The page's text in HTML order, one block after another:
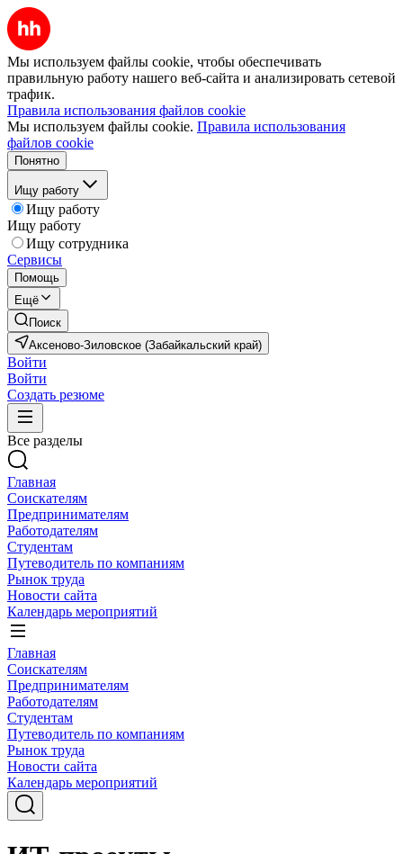
Мы используем файлы cookie, чтобы обеспечивать
правильную работу нашего веб-сайта и анализировать сетевой
трафик.
Правила использования файлов cookie
Мы используем файлы cookie. Правила использования
файлов cookie
Понятно
Ищу работу
Ищу работу
Ищу работу
Ищу сотрудника
Сервисы
Помощь
Ещё
Поиск
Аксеново-Зиловское (Забайкальский край)
Войти
Войти
Создать резюме
Все разделы
Главная
Соискателям
Предпринимателям
Работодателям
Студентам
Путеводитель по компаниям
Рынок труда
Новости сайта
Календарь мероприятий
Главная
Соискателям
Предпринимателям
Работодателям
Студентам
Путеводитель по компаниям
Рынок труда
Новости сайта
Календарь мероприятий